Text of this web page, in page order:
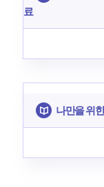
료
나만을 위